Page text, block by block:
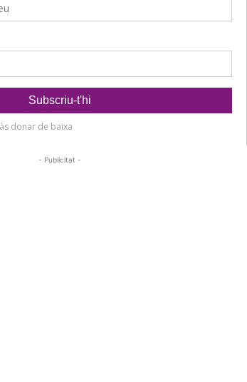
- Publicitat -